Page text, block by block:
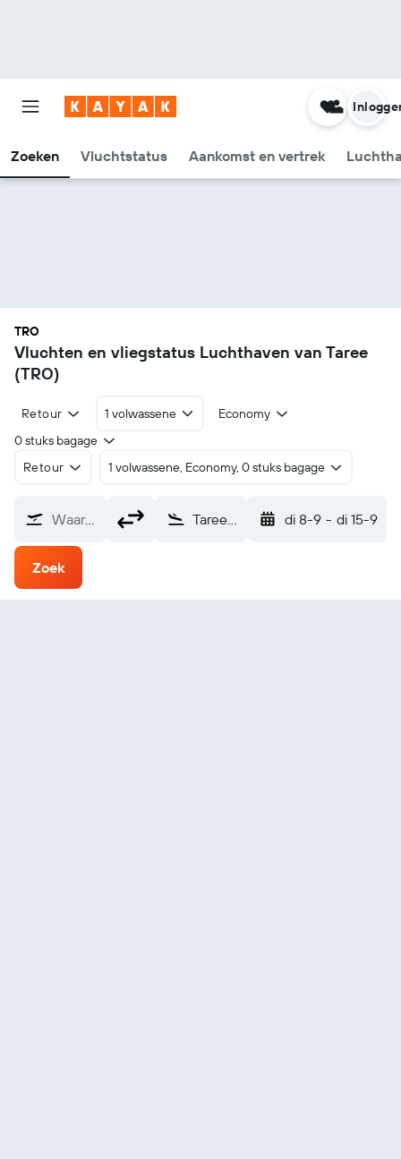
Zoeken Vluchtstatus Aankomst en vertrek
TRO
Vluchten en vliegstatus Luchthaven van Taree
(TRO)
Retour 1 volwassene
Economy
0 stuks bagage
Retour
1 volwassene, Economy, 0 stuks bagage
Waarvandaan? Taree (TRO) di 8-9 - di 15-9
Zoek